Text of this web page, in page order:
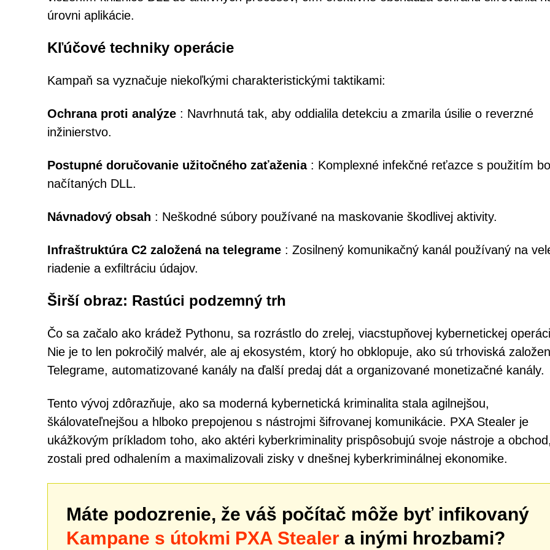
úrovni aplikácie.
Kľúčové techniky operácie
Kampaň sa vyznačuje niekoľkými charakteristickými taktikami:
Ochrana proti analýze : Navrhnutá tak, aby oddialila detekciu a zmarila úsilie o reverzné
inžinierstvo.
Postupné doručovanie užitočného zaťaženia: Komplexné infekčné reťazce s použitím
načítaných DLL.
Návnadový obsah : Neškodné súbory používané na maskovanie škodlivej aktivity.
Infraštruktúra C2 založená na telegrame : Zosilnený komunikačný kanál používaný na
riadenie a exfiltráciu údajov.
Širší obraz: Rastúci podzemný trh
Čo sa začalo ako krádež Pythonu, sa rozrástlo do zrelej, viacstupňovej kybernetickej
Nie je to len pokročilý malvér, ale aj ekosystém, ktorý ho obklopuje, ako sú trhoviská
Telegrame, automatizované kanály na ďalší predaj dát a organizované monetizačné kanály.
Tento vývoj zdôrazňuje, ako sa moderná kybernetická kriminalita stala agilnejšou,
škálovateľnejšou a hlboko prepojenou s nástrojmi šifrovanej komunikácie. PXA Stealer je
ukážkovým príkladom toho, ako aktéri kyberkriminality prispôsobujú svoje nástroje a
zostali pred odhalením a maximalizovali zisky v dnešnej kyberkriminálnej ekonomike.
Máte podozrenie, že váš počítač môže byť infikovaný
Kampane s útokmi PXA Stealer a inými hrozbami?